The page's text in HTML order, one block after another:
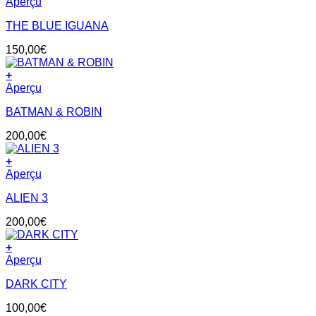
THE BLUE IGUANA
150,00€
+
Aperçu
BATMAN & ROBIN
200,00€
+
Aperçu
ALIEN 3
200,00€
+
Aperçu
DARK CITY
100,00€